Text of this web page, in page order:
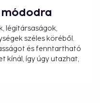
módodra
légitársaságok,
széles köréből.
és fenntartható
kínál, így úgy utazhat,